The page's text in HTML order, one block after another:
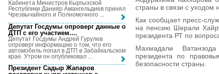
страны в связи с уходом
Как сообщает пресс-
на пенсию Шерали
президента РТ по
Махмадали
президента по
безопасности страны.
Кабинета Министров Кыргызской
Республики Данияр Амангельдиев принял
Чрезвычайного и Полномочного ...
Депутат Госдумы опроверг данные о
ДТП с его участием....
Депутат Госдумы Андрей Гурулев
опроверг информацию о том, что его
автомобиль попал в ДТП в Забайкальском
крае. Утром он опубликовал ...
Президент Садыр Жапаров